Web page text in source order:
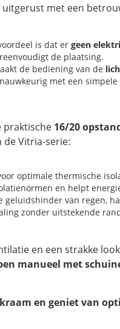
uitgerust met een
is dat er geen
de plaatsing.
de bediening van de
met een
praktische 16/20
Vitria-serie:
optimale thermische
en helpt
geluidshinder van regen,
zonder uitstekende
en een strakke
manueel met
en geniet van